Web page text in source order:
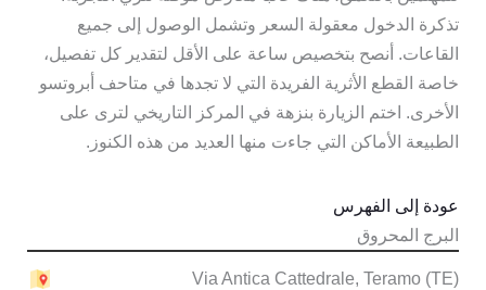
تذكرة الدخول معقولة السعر وتشمل الوصول إلى جميع
القاعات. أنصح بتخصيص ساعة على الأقل لتقدير كل تفصيل،
خاصة القطع الأثرية الفريدة التي لا تجدها في متاحف أبروتسو
الأخرى. اختم الزيارة بنزهة في المركز التاريخي لترى على
الطبيعة الأماكن التي جاءت منها العديد من هذه الكنوز.
البرج المحروق
عودة إلى الفهرس
Via Antica Cattedrale, Teramo (TE)